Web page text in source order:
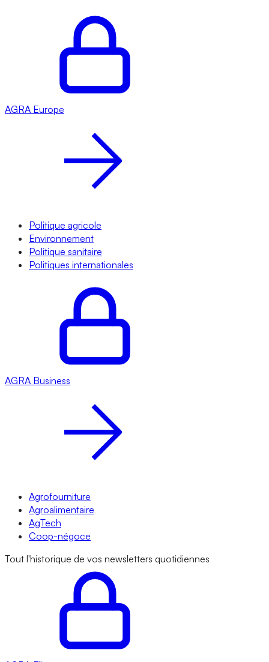
AGRA Europe
Politique agricole
Environnement
Politique sanitaire
Politiques internationales
AGRA Business
Agrofourniture
Agroalimentaire
AgTech
Coop-négoce
Tout l'historique de vos newsletters quotidiennes